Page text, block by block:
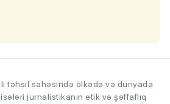
təhsil sahəsində ölkədə və dünyada
jurnalistikanın etik və şəffaflıq